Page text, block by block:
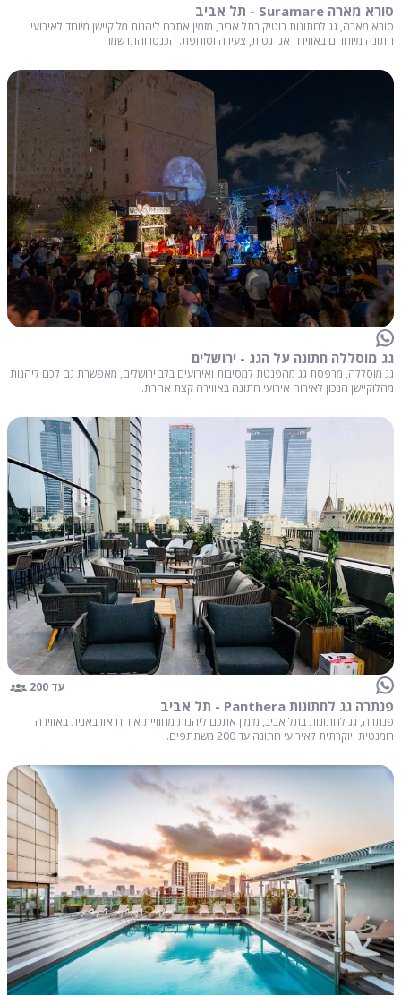
סורא מארה Suramare - תל אביב
סורא מארה, גג לחתונות בוטיק בתל אביב, מזמין אתכם ליהנות מלוקיישן מיוחד לאירועי
חתונה מיוחדים באווירה אנרגטית, צעירה וסוחפת. הכנסו והתרשמו.
גג מוסללה חתונה על הגג - ירושלים
גג מוסללה, מרפסת גג מהפנטת למסיבות ואירועים בלב ירושלים, מאפשרת גם לכם ליהנות
מהלוקיישן הנכון לאירוח אירועי חתונה באווירה קצת אחרת.
עד 200
פנתרה גג לחתונות Panthera - תל אביב
פנתרה, גג לחתונות בתל אביב, מזמין אתכם ליהנות מחוויית אירוח אורבאנית באווירה
רומנטית ויוקרתית לאירועי חתונה עד 200 משתתפים.